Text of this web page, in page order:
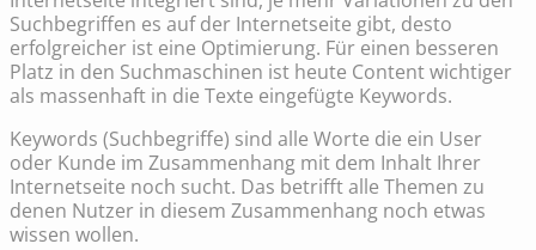
Suchbegriffen es auf der Internetseite gibt, desto
erfolgreicher ist eine Optimierung. Für einen besseren
Platz in den Suchmaschinen ist heute Content wichtiger
als massenhaft in die Texte eingefügte Keywords.
Keywords (Suchbegriffe) sind alle Worte die ein User
oder Kunde im Zusammenhang mit dem Inhalt Ihrer
Internetseite noch sucht. Das betrifft alle Themen zu
denen Nutzer in diesem Zusammenhang noch etwas
wissen wollen.